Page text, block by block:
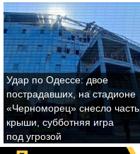
Удар по Одессе: двое
пострадавших, на стадионе
«Черноморец» снесло часть
крыши, субботняя игра
под угрозой